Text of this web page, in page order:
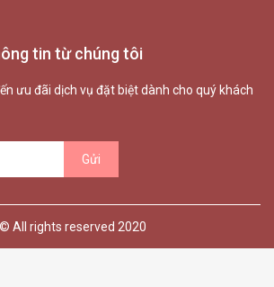
tin từ chúng tôi
ưu đãi dịch vụ đặt biệt dành cho quý khách
© All rights reserved 2020